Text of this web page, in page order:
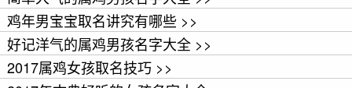
鸡年男宝宝取名讲究有哪些 >>
好记洋气的属鸡男孩名字大全 >>
2017属鸡女孩取名技巧 >>